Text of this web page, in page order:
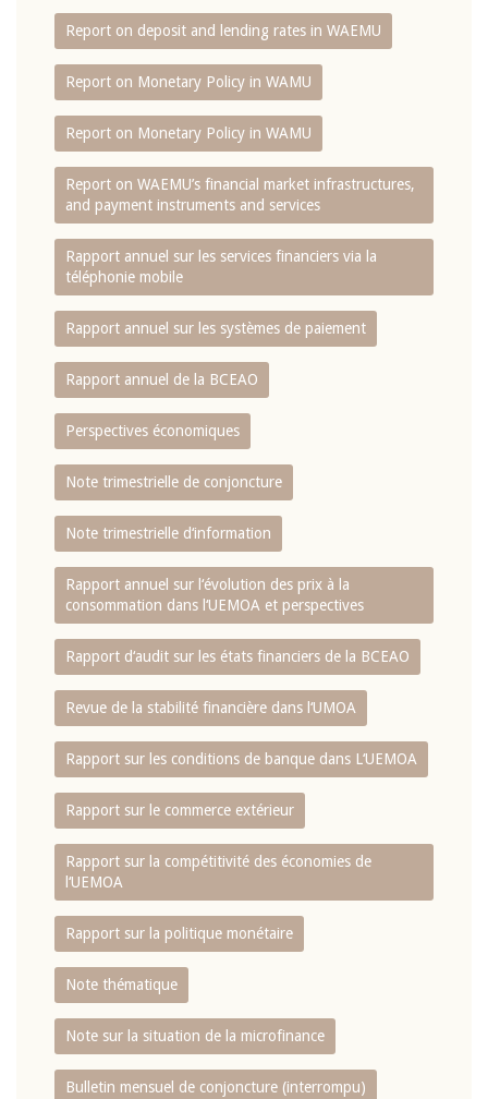
Report on deposit and lending rates in WAEMU
Report on Monetary Policy in WAMU
Report on Monetary Policy in WAMU
Report on WAEMU’s financial market infrastructures,
and payment instruments and services
Rapport annuel sur les services financiers via la
téléphonie mobile
Rapport annuel sur les systèmes de paiement
Rapport annuel de la BCEAO
Perspectives économiques
Note trimestrielle de conjoncture
Note trimestrielle d‘information
Rapport annuel sur l‘évolution des prix à la
consommation dans l‘UEMOA et perspectives
Rapport d‘audit sur les états financiers de la BCEAO
Revue de la stabilité financière dans l‘UMOA
Rapport sur les conditions de banque dans L‘UEMOA
Rapport sur le commerce extérieur
Rapport sur la compétitivité des économies de
l‘UEMOA
Rapport sur la politique monétaire
Note thématique
Note sur la situation de la microfinance
Bulletin mensuel de conjoncture (interrompu)